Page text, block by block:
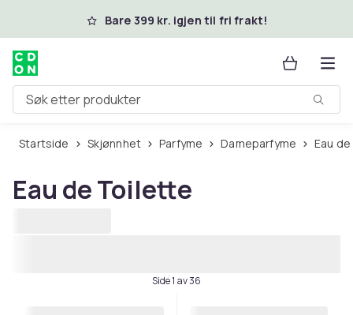
Hopp til hovedinnholdBare 399 kr. igjen til fri frakt!
Søk etter produkter
Startside Skjønnhet Parfyme Dameparfyme Eau
Eau de Toilette
Side 1 av 36